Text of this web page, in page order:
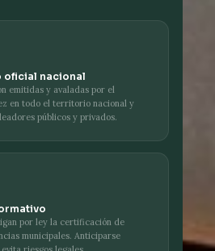
oficial nacional
emitidas y avaladas por el
en todo el territorio nacional y
públicos y privados.
por ley la certificación de
municipales. Anticiparse